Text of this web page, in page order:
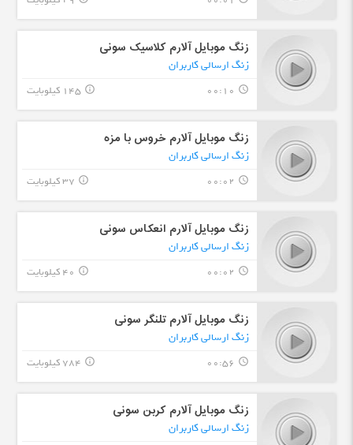
زنگ موبایل آلارم کلاسیک سونی
زنگ ارسالی کاربران
query_builder
00:10 145 کیلوبایت info_outline
زنگ موبایل آلارم خروس با مزه
زنگ ارسالی کاربران
query_builder
00:02 37 کیلوبایت info_outline
زنگ موبایل آلارم انعکاس سونی
زنگ ارسالی کاربران
query_builder
00:02 40 کیلوبایت info_outline
زنگ موبایل آلارم تلنگر سونی
زنگ ارسالی کاربران
query_builder
00:56 784 کیلوبایت info_outline
زنگ موبایل آلارم کربن سونی
زنگ ارسالی کاربران